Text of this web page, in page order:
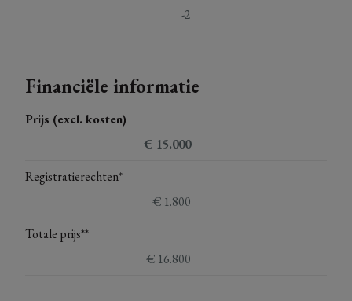
-2
Financiële informatie
Prijs (excl. kosten)
€ 15.000
Registratierechten*
€ 1.800
Totale prijs**
€ 16.800